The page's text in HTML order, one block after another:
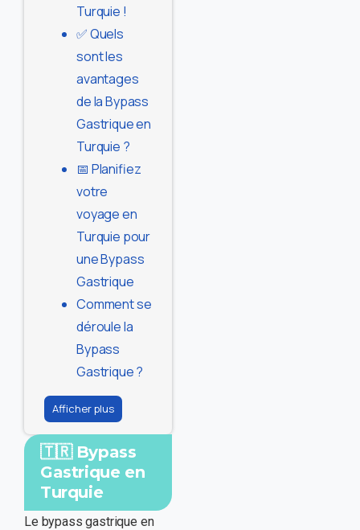
Turquie !
✅ Quels
sont les
avantages
de la Bypass
Gastrique en
Turquie ?
📅 Planifiez
votre
voyage en
Turquie pour
une Bypass
Gastrique
Comment se
déroule la
Bypass
Gastrique ?
Afficher plus
🇹🇷 Bypass
Gastrique en
Turquie
Le bypass gastrique en